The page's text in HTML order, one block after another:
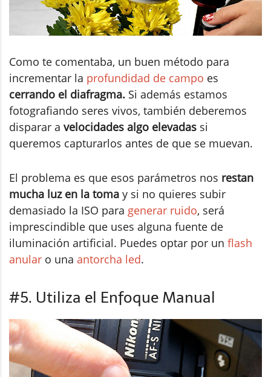
Como te comentaba, un buen método para
incrementar la profundidad de campo es
cerrando el diafragma. Si además estamos
fotografiando seres vivos, también deberemos
disparar a velocidades algo elevadas si
queremos capturarlos antes de que se muevan.
El problema es que esos parámetros nos restan
mucha luz en la toma y si no quieres subir
demasiado la ISO para generar ruido, será
imprescindible que uses alguna fuente de
iluminación artificial. Puedes optar por un flash
anular o una antorcha led.
#5. Utiliza el Enfoque Manual